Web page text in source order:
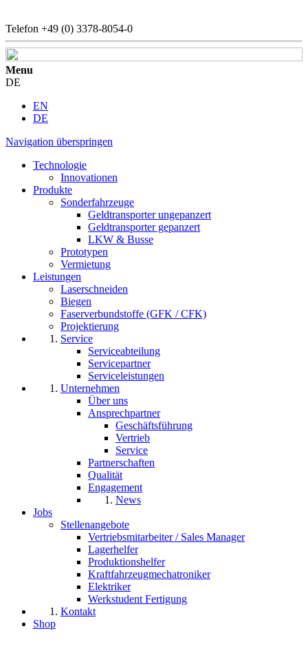
Telefon +49 (0) 3378-8054-0
Menu
DE
EN
DE
Navigation überspringen
Technologie
Innovationen
Produkte
Sonderfahrzeuge
Geldtransporter ungepanzert
Geldtransporter gepanzert
LKW & Busse
Prototypen
Vermietung
Leistungen
Laserschneiden
Biegen
Faserverbundstoffe (GFK / CFK)
Projektierung
Service
Serviceabteilung
Servicepartner
Serviceleistungen
Unternehmen
Über uns
Ansprechpartner
Geschäftsführung
Vertrieb
Service
Partnerschaften
Qualität
Engagement
News
Jobs
Stellenangebote
Vertriebsmitarbeiter / Sales Manager
Lagerhelfer
Produktionshelfer
Kraftfahrzeugmechatroniker
Elektriker
Werkstudent Fertigung
Kontakt
Shop